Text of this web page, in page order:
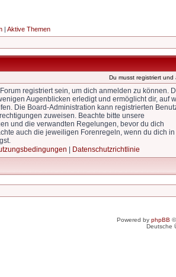
| Aktive Themen
Du musst registriert
registriert sein, um dich anmelden zu können.
Augenblicken erledigt und ermöglicht dir, auf
Die Board-Administration kann registrierten
zuweisen. Beachte bitte unsere
und die verwandten Regelungen, bevor du dich
auch die jeweiligen Forenregeln, wenn du dich in
Datenschutzrichtlinie
Powered by phpBB
Deutsche